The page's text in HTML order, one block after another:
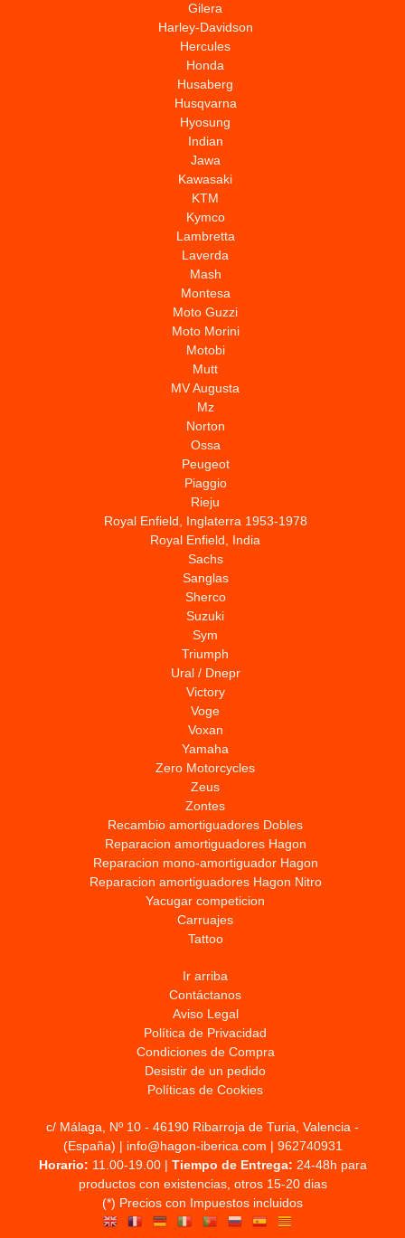
Gilera
Harley-Davidson
Hercules
Honda
Husaberg
Husqvarna
Hyosung
Indian
Jawa
Kawasaki
KTM
Kymco
Lambretta
Laverda
Mash
Montesa
Moto Guzzi
Moto Morini
Motobi
Mutt
MV Augusta
Mz
Norton
Ossa
Peugeot
Piaggio
Rieju
Royal Enfield, Inglaterra 1953-1978
Royal Enfield, India
Sachs
Sanglas
Sherco
Suzuki
Sym
Triumph
Ural / Dnepr
Victory
Voge
Voxan
Yamaha
Zero Motorcycles
Zeus
Zontes
Recambio amortiguadores Dobles
Reparacion amortiguadores Hagon
Reparacion mono-amortiguador Hagon
Reparacion amortiguadores Hagon Nitro
Yacugar competicion
Carruajes
Tattoo
Ir arriba
Contáctanos
Aviso Legal
Política de Privacidad
Condiciones de Compra
Desistir de un pedido
Políticas de Cookies
c/ Málaga, Nº 10 - 46190 Ribarroja de Turia, Valencia -
(España) | info@hagon-iberica.com | 962740931
Horario: 11.00-19.00 | Tiempo de Entrega: 24-48h para
productos con existencias, otros 15-20 dias
(*) Precios con Impuestos incluidos